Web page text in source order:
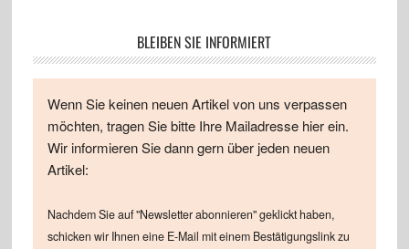
BLEIBEN SIE INFORMIERT
Wenn Sie keinen neuen Artikel von uns verpassen
möchten, tragen Sie bitte Ihre Mailadresse hier ein.
Wir informieren Sie dann gern über jeden neuen
Artikel:
Nachdem Sie auf "Newsletter abonnieren" geklickt haben,
schicken wir Ihnen eine E-Mail mit einem Bestätigungslink zu